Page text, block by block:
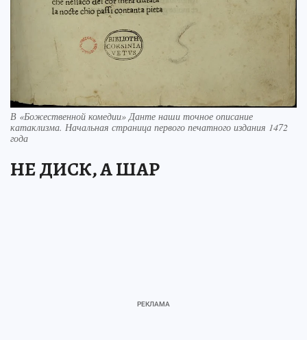
В «Божественной комедии» Данте наши точное описание
катаклизма. Начальная страница первого печатного издания 1472
года
НЕ ДИСК, А ШАР